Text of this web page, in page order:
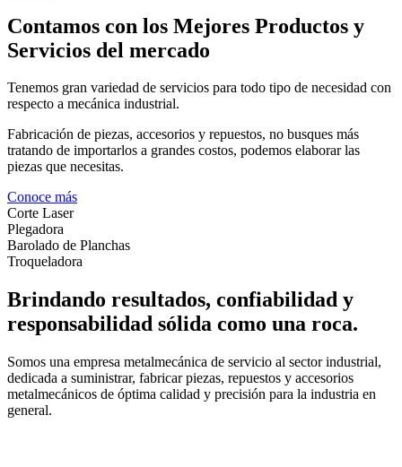
Contamos con los Mejores Productos y
Servicios del mercado
Tenemos gran variedad de servicios para todo tipo de necesidad con
respecto a mecánica industrial.
Fabricación de piezas, accesorios y repuestos, no busques más
tratando de importarlos a grandes costos, podemos elaborar las
piezas que necesitas.
Conoce más
Corte Laser
Plegadora
Barolado de Planchas
Troqueladora
Brindando resultados, confiabilidad y
responsabilidad sólida como una roca.
Somos una empresa metalmecánica de servicio al sector industrial,
dedicada a suministrar, fabricar piezas, repuestos y accesorios
metalmecánicos de óptima calidad y precisión para la industria en
general.